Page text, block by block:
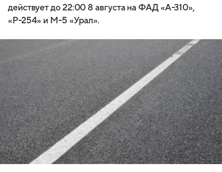
действует до 22:00 8 августа на ФАД «А-310»,
«Р-254» и М-5 «Урал».